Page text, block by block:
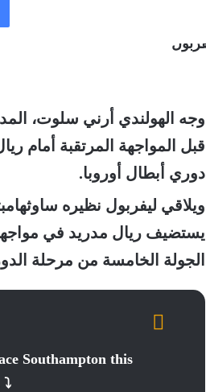
وجه الهولندي أرني سلوت،
قبل المواجهة المرتقبة أمام
دوري أبطال أوروبا.
ويلاقي ليفربول نظيره
يستضيف ريال مدريد في مواجهة
الجولة الخامسة من مرحلة
Southampton this
⤵️